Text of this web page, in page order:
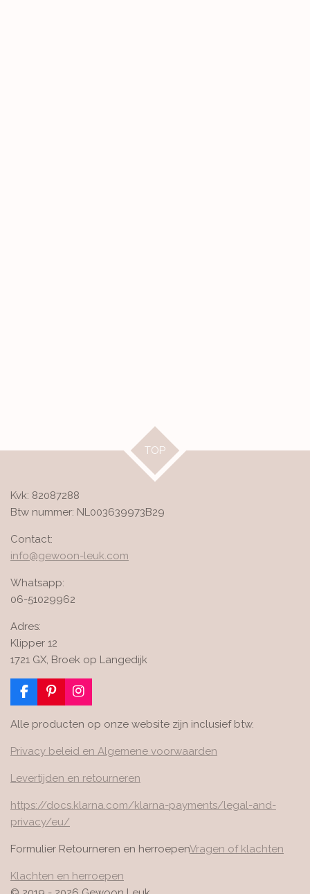
TOP
Kvk: 82087288
Btw nummer: NL003639973B29
Contact:
info@gewoon-leuk.com
Whatsapp:
06-51029962
Adres:
Klipper 12
1721 GX, Broek op Langedijk
F
a
c
b
o
k
P
i
n
e
r
e
s
I
n
s
a
g
a
Alle producten op onze website zijn inclusief btw.
Privacy beleid en Algemene voorwaarden
Levertijden en retourneren
https://docs.klarna.com/klarna-payments/legal-and-
privacy/eu/
Formulier Retourneren en herroepenVragen of klachten
Klachten en herroepen